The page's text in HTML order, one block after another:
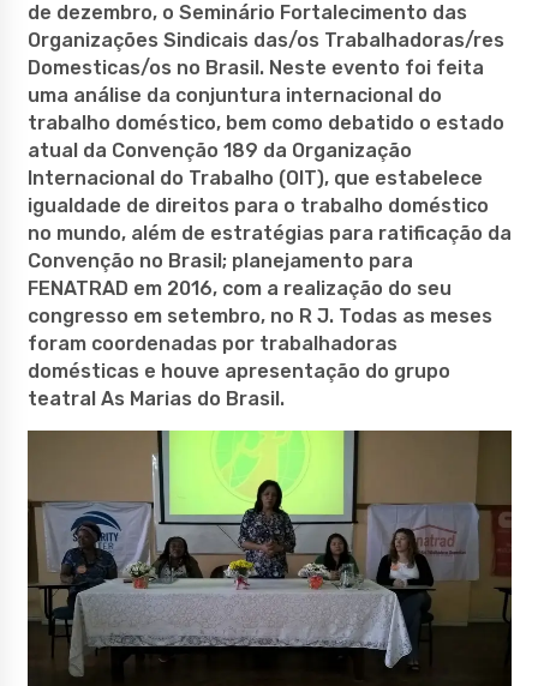
de dezembro, o Seminário Fortalecimento das
Organizações Sindicais das/os Trabalhadoras/res
Domesticas/os no Brasil. Neste evento foi feita
uma análise da conjuntura internacional do
trabalho doméstico, bem como debatido o estado
atual da Convenção 189 da Organização
Internacional do Trabalho (OIT), que estabelece
igualdade de direitos para o trabalho doméstico
no mundo, além de estratégias para ratificação da
Convenção no Brasil; planejamento para
FENATRAD em 2016, com a realização do seu
congresso em setembro, no R J. Todas as meses
foram coordenadas por trabalhadoras
domésticas e houve apresentação do grupo
teatral As Marias do Brasil.